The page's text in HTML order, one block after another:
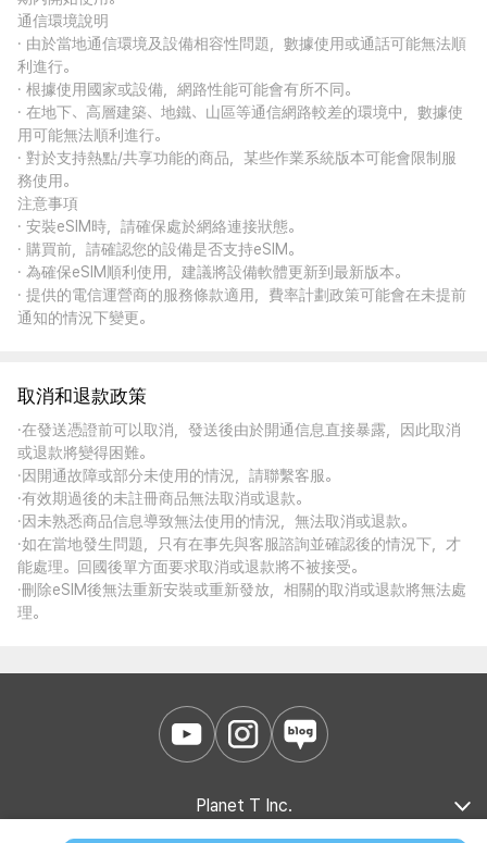
通信環境說明
· 由於當地通信環境及設備相容性問題，數據使用或通話可能無法順
利進行。
· 根據使用國家或設備，網路性能可能會有所不同。
· 在地下、高層建築、地鐵、山區等通信網路較差的環境中，數據使
用可能無法順利進行。
· 對於支持熱點/共享功能的商品，某些作業系統版本可能會限制服
務使用。
注意事項
· 安裝eSIM時，請確保處於網絡連接狀態。
· 購買前，請確認您的設備是否支持eSIM。
· 為確保eSIM順利使用，建議將設備軟體更新到最新版本。
· 提供的電信運營商的服務條款適用，費率計劃政策可能會在未提前
通知的情況下變更。
取消和退款政策
·在發送憑證前可以取消，發送後由於開通信息直接暴露，因此取消
或退款將變得困難。
·因開通故障或部分未使用的情況，請聯繫客服。
·有效期過後的未註冊商品無法取消或退款。
·因未熟悉商品信息導致無法使用的情況，無法取消或退款。
·如在當地發生問題，只有在事先與客服諮詢並確認後的情況下，才
能處理。回國後單方面要求取消或退款將不被接受。
·刪除eSIM後無法重新安裝或重新發放，相關的取消或退款將無法處
理。
Planet T Inc.